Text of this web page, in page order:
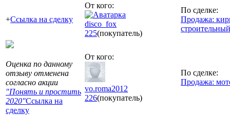
+Ссылка на сделку
От кого:
disco_fox
225(покупатель)
По сделке:
Продажа:
строительный
Оценка по данному
отзыву отменена
согласно акции
"Понять и простить
2020"Ссылка на
сделку
От кого:
vo.roma2012
226(покупатель)
По сделке:
Продажа: